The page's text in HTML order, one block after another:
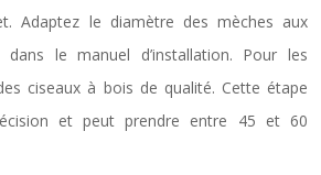
Adaptez le diamètre des mèches aux
dans le manuel d’installation. Pour les
ciseaux à bois de qualité. Cette étape
et peut prendre entre 45 et 60